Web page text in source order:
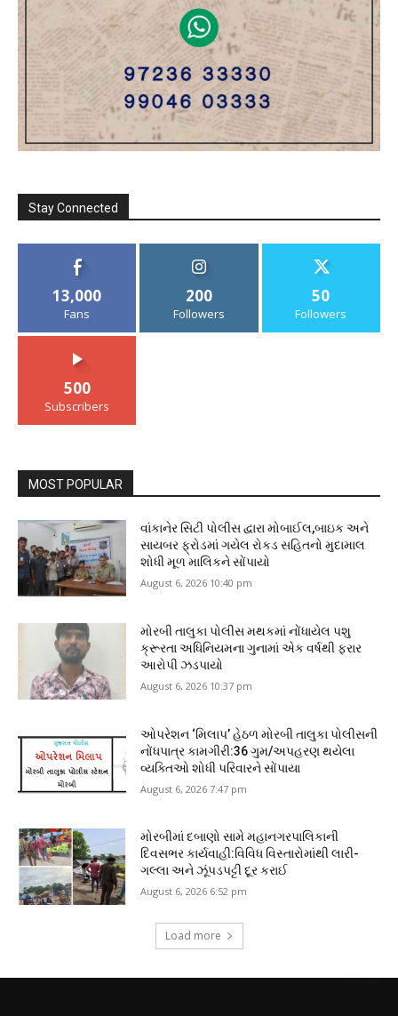
Stay Connected
13,000
Fans
200
Followers
50
Followers
500
Subscribers
MOST POPULAR
વાંકાનેર સિટી પોલીસ દ્વારા મોબાઈલ,બાઇક અને
સાયબર ફ્રોડમાં ગયેલ રોકડ સહિતનો મુદામાલ
શોધી મૂળ માલિકને સોંપાયો
August 6, 2026 10:40 pm
મોરબી તાલુકા પોલીસ મથકમાં નોંધાયેલ પશુ
ક્રૂરતા અધિનિયમના ગુનામાં એક વર્ષથી ફરાર
આરોપી ઝડપાયો
August 6, 2026 10:37 pm
ઓપરેશન ‘મિલાપ’ હેઠળ મોરબી તાલુકા પોલીસની
નોંધપાત્ર કામગીરી:36 ગુમ/અપહરણ થયેલા
વ્યક્તિઓ શોધી પરિવારને સોંપાયા
August 6, 2026 7:47 pm
મોરબીમાં દબાણો સામે મહાનગરપાલિકાની
દિવસભર કાર્યવાહી:વિવિધ વિસ્તારોમાંથી લારી-
ગલ્લા અને ઝૂંપડપટ્ટી દૂર કરાઈ
August 6, 2026 6:52 pm
Load more